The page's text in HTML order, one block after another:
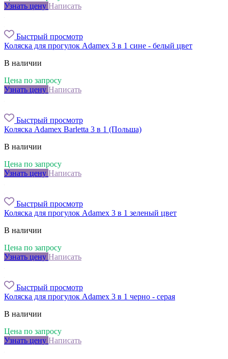
Узнать цену Написать
Быстрый просмотр
Коляска для прогулок Adamex 3 в 1 сине - белый цвет
В наличии
Цена по запросу
Узнать цену Написать
Быстрый просмотр
Коляска Adamex Barletta 3 в 1 (Польша)
В наличии
Цена по запросу
Узнать цену Написать
Быстрый просмотр
Коляска для прогулок Adamex 3 в 1 зеленый цвет
В наличии
Цена по запросу
Узнать цену Написать
Быстрый просмотр
Коляска для прогулок Adamex 3 в 1 черно - серая
В наличии
Цена по запросу
Узнать цену Написать